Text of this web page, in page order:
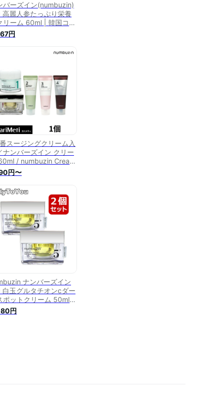
バーズイン(numbuzin)
高麗人参たっぷり栄養
リーム 60ml | 韓国コス
湿 栄養クリーム 韓国
ケア
円
スージングクリーム入
ナンバーズイン クリー
/ numbuzin Cream
ナンバーズイン 5番
ーム ナンバーズイン ク
ム 潤い 乾燥肌 保湿 乾
弾力 フェイスクリーム
ビタミン 低刺激 スキ
ア 韓国コスメ 国内発送
無料
円〜
ナンバーズイン
白玉グルタチオンcダー
ポットクリーム 50ml 2
ット フェイスクリーム
タチオンクリーム スキ
円